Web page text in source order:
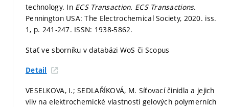
technology. In ECS Transaction. ECS Transactions.
Pennington USA: The Electrochemical Society, 2020. iss.
1, p. 241-247. ISSN: 1938-5862.
Stať ve sborníku v databázi WoS či Scopus
Detail
VESELKOVA, I.; SEDLAŘÍKOVÁ, M. Síťovací činidla a jejich
vliv na elektrochemické vlastnosti gelových polymerních